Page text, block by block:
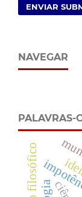
ENVIAR
NAVEGAR
PALAVRAS-